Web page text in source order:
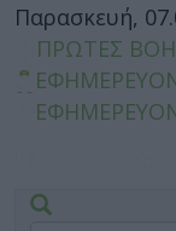
Παρασκευή,
ΠΡΩΤΕΣ